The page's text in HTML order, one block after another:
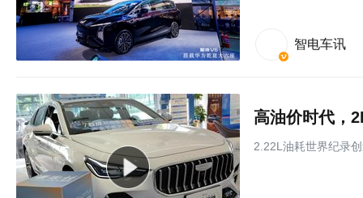
智电车讯
高油价时代，
2.22L油耗世界纪录